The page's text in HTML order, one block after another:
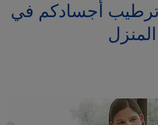
أجسادكم في
المنزل